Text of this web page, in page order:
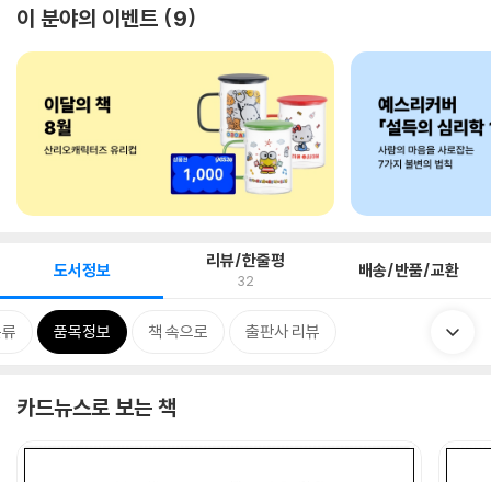
이 분야의 이벤트 9
도서정보 리뷰/한줄평
32 배송/반품/교환
품목정보 책 속으로 출판사 리뷰
카드뉴스로 보는 책